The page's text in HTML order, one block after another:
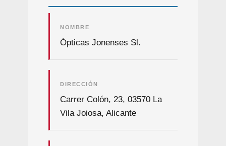
NOMBRE
Ópticas Jonenses Sl.
DIRECCIÓN
Carrer Colón, 23, 03570 La
Vila Joiosa, Alicante